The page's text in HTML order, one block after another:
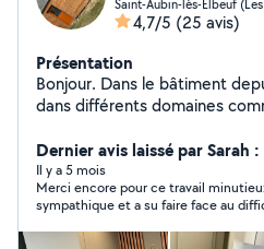
Saint-Aubin-lès-Elbeuf
4,7/5 (25 avis)
Présentation
Bonjour. Dans le bâtiment
dans différents domaines comme : le revêtements du
salle de bain, mais notamment
des petits bricolages
Diplôme en mécanique
plaquettes .. En étant une personne sérieux,ponctuel et
discret n'hésitez pas à me
Dernier avis laissé par Sarah
Il y a 5 mois
Merci encore pour ce travail
sympathique et a su faire face au